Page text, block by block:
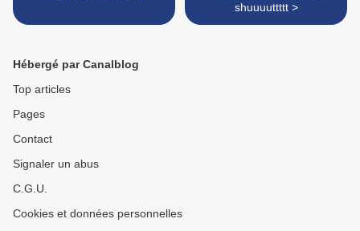
shuuuuttttt >
Hébergé par Canalblog
Top articles
Pages
Contact
Signaler un abus
C.G.U.
Cookies et données personnelles